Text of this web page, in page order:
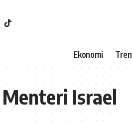
Ekonomi Tren
Menteri Israel